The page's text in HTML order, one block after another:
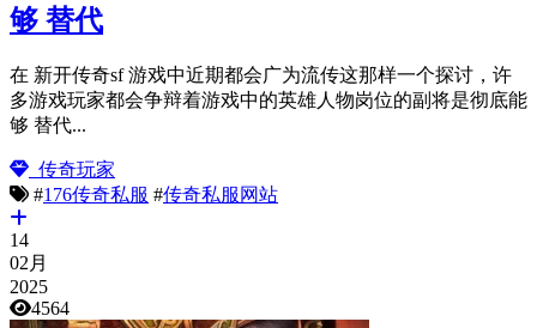
够 替代
在 新开传奇sf 游戏中近期都会广为流传这那样一个探讨，许
多游戏玩家都会争辩着游戏中的英雄人物岗位的副将是彻底能
够 替代...
传奇玩家
#176传奇私服 #传奇私服网站
14
02月
2025
4564